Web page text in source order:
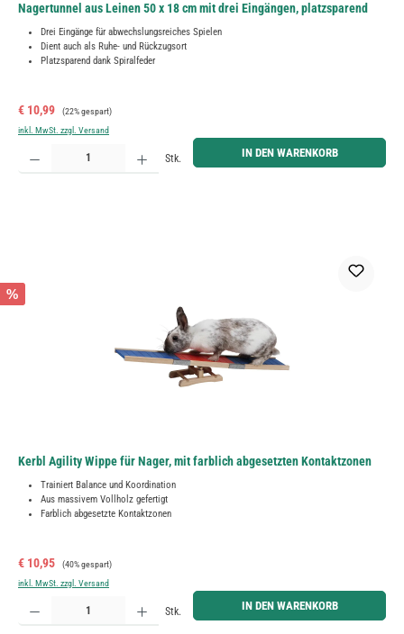
Nagertunnel aus Leinen 50 x 18 cm mit drei Eingängen, platzsparend
Drei Eingänge für abwechslungsreiches Spielen
Dient auch als Ruhe- und Rückzugsort
Platzsparend dank Spiralfeder
Verkaufspreis:
€ 10,99 Regulärer Preis:
(22% gespart)
inkl. MwSt. zzgl. Versand
Produkt Anzahl: Gib den gewünschten Wert ein oder benutze die Schaltflächen um die Anzahl zu
Stk. IN DEN WARENKORB
%
Kerbl Agility Wippe für Nager, mit farblich abgesetzten Kontaktzonen
Trainiert Balance und Koordination
Aus massivem Vollholz gefertigt
Farblich abgesetzte Kontaktzonen
Verkaufspreis:
€ 10,95 Regulärer Preis:
(40% gespart)
inkl. MwSt. zzgl. Versand
Produkt Anzahl: Gib den gewünschten Wert ein oder benutze die Schaltflächen um die Anzahl zu
Stk. IN DEN WARENKORB